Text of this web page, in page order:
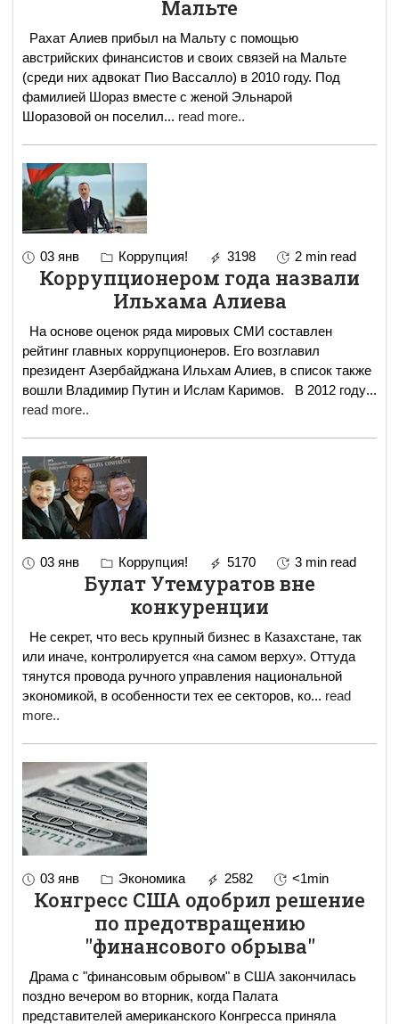
Мальте
Рахат Алиев прибыл на Мальту с помощью
австрийских финансистов и своих связей на Мальте
(среди них адвокат Пио Вассалло) в 2010 году. Под
фамилией Шораз вместе с женой Эльнарой
Шоразовой он поселил... read more..
03 янв Коррупция! 3198 2 min read
Коррупционером года назвали
Ильхама Алиева
На основе оценок ряда мировых СМИ составлен
рейтинг главных коррупционеров. Его возглавил
президент Азербайджана Ильхам Алиев, в список также
вошли Владимир Путин и Ислам Каримов. В 2012 году...
read more..
03 янв Коррупция! 5170 3 min read
Булат Утемуратов вне
конкуренции
Не секрет, что весь крупный бизнес в Казахстане, так
или иначе, контролируется «на самом верху». Оттуда
тянутся провода ручного управления национальной
экономикой, в особенности тех ее секторов, ко... read
more..
03 янв Экономика 2582 <1min
Конгресс США одобрил решение
по предотвращению
"финансового обрыва"
Драма с "финансовым обрывом" в США закончилась
поздно вечером во вторник, когда Палата
представителей американского Конгресса приняла